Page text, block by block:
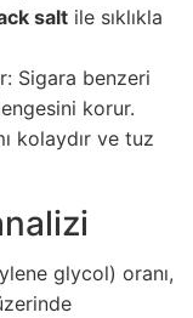
salt ile sıklıkla
Sigara benzeri
korur.
kolaydır ve tuz
glycol) oranı,